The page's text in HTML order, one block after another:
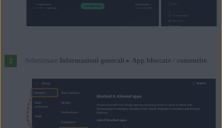
Selezionare Informazioni generali ▸ App bloccate / consentite.